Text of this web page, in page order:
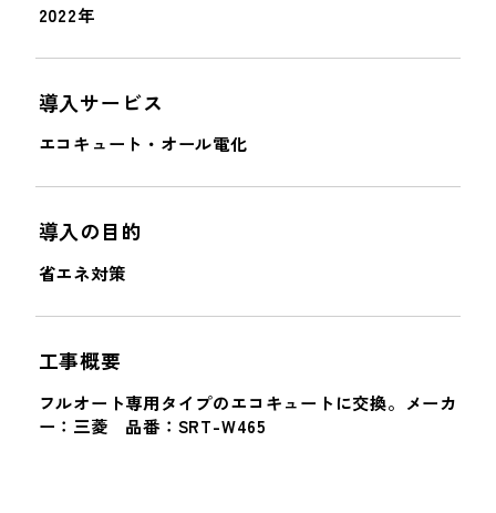
2022年
導入サービス
エコキュート・オール電化
導入の目的
省エネ対策
工事概要
フルオート専用タイプのエコキュートに交換。メーカ
ー：三菱 品番：SRT-W465